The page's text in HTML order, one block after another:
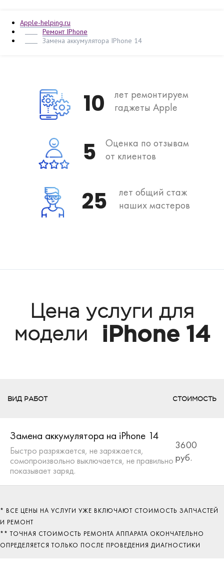
Apple-helping.ru
Ремонт IPhone
Замена аккумулятора IPhone 14
10
лет ремонтируем
гаджеты Apple
5
Оценка по отзывам
от клиентов
25
лет общий стаж
наших мастеров
Цена услуги для
модели
iPhone 14
ВИД РАБОТ СТОИМОСТЬ
Замена аккумулятора на iPhone 14
Быстро разряжается, не заряжается,
сомопроизвольно выключается, не правильно
показывает заряд.
3600
руб.
* ВСЕ ЦЕНЫ НА УСЛУГИ УЖЕ ВКЛЮЧАЮТ СТОИМОСТЬ ЗАПЧАСТЕЙ
И РЕМОНТ
** ТОЧНАЯ СТОИМОСТЬ РЕМОНТА АППАРАТА ОКОНЧАТЕЛЬНО
ОПРЕДЕЛЯЕТСЯ ТОЛЬКО ПОСЛЕ ПРОВЕДЕНИЯ ДИАГНОСТИКИ